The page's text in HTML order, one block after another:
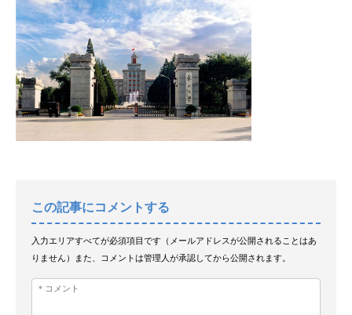
この記事にコメントする
入力エリアすべてが必須項目です（メールアドレスが公開されることはあ
りません）また、コメントは管理人が承認してから公開されます。